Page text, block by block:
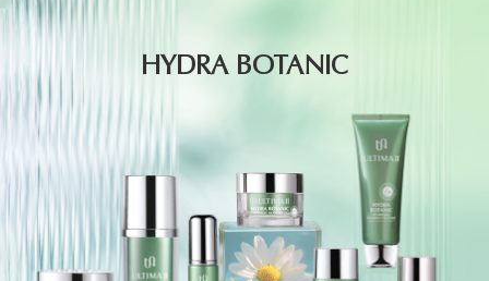
HYDRA BOTANIC